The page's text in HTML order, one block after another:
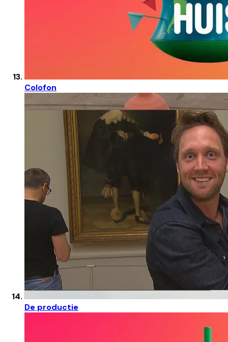
Colofon
De productie